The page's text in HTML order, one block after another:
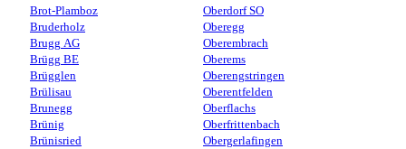
Brot-Plamboz
Bruderholz
Brugg AG
Brügg BE
Brügglen
Brülisau
Brunegg
Brünig
Brünisried
Oberdorf SO
Oberegg
Oberembrach
Oberems
Oberengstringen
Oberentfelden
Oberflachs
Oberfrittenbach
Obergerlafingen